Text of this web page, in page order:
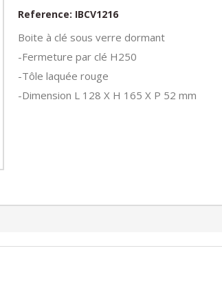
Reference: IBCV1216
Boite à clé sous verre dormant
-Fermeture par clé H250
-Tôle laquée rouge
-Dimension L 128 X H 165 X P 52 mm